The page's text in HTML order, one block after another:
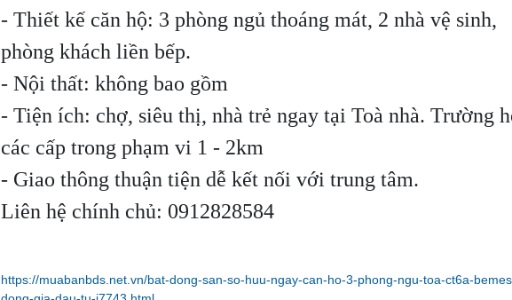
- Thiết kế căn hộ: 3 phòng ngủ thoáng mát, 2 nhà vệ sinh,
phòng khách liền bếp.
- Nội thất: không bao gồm
- Tiện ích: chợ, siêu thị, nhà trẻ ngay tại Toà nhà. Trường
các cấp trong phạm vi 1 - 2km
- Giao thông thuận tiện dễ kết nối với trung tâm.
Liên hệ chính chủ: 0912828584
https://muabanbds.net.vn/bat-dong-san-so-huu-ngay-can-ho-3-phong-ngu-toa-ct6a-